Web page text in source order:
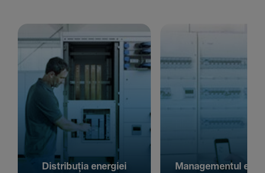
Distribuția energiei Managementul